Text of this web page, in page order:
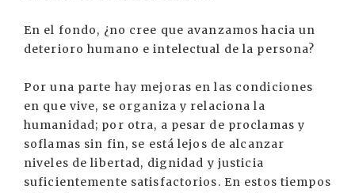
En el fondo, ¿no cree que avanzamos hacia un
deterioro humano e intelectual de la persona?
Por una parte hay mejoras en las condiciones
en que vive, se organiza y relaciona la
humanidad; por otra, a pesar de proclamas y
soflamas sin fin, se está lejos de alcanzar
niveles de libertad, dignidad y justicia
suficientemente satisfactorios. En estos tiempos